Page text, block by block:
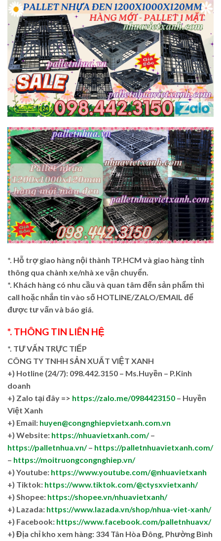
*. Hỗ trợ giao hàng nội thành TP.HCM và giao hàng tỉnh
thông qua chành xe/nhà xe vận chuyển.
*. Khách hàng có nhu cầu và quan tâm đến sản phẩm thì
call hoặc nhắn tin vào số HOTLINE/ZALO/EMAIL để
được tư vấn và báo giá.
*. THÔNG TIN LIÊN HỆ
*. TƯ VẤN TRỰC TIẾP
CÔNG TY TNHH SẢN XUẤT VIỆT XANH
+) Hotline (24/7): 098.442.3150 – Ms.Huyền – P.Kinh
doanh
+) Zalo tại đây => https://zalo.me/0984423150 – Huyền
Việt Xanh
+) Email: huyen@congnghiepvietxanh.com.vn
+) Website: https://nhuavietxanh.com/–
https://palletnhua.vn/– https://palletnhuavietxanh.com/
– https://moitruongcongnghiep.vn/
+) Youtube: https://www.youtube.com/@nhuavietxanh
+) Tiktok: https://www.tiktok.com/@ctysxvietxanh/
+) Shopee: https://shopee.vn/nhuavietxanh/
+) Lazada: https://www.lazada.vn/shop/nhua-viet-xanh/
+) Facebook: https://www.facebook.com/palletnhuavx/
+) Địa chỉ kho xem hàng: 334 Tân Hòa Đông, Phường Bình